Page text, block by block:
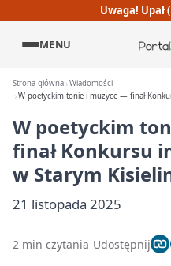
Uwaga! Upał
MENU
Strona główna Wiadomości
W poetyckim tonie i muzyce — finał
W poetyckim
finał Konkursu
w Starym
21 listopada 2025
2 min czytania Udostępnij